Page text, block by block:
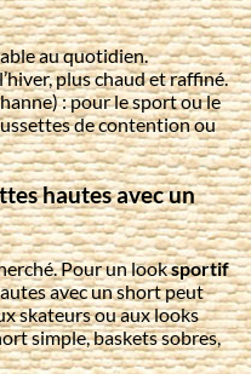
au quotidien.
plus chaud et raffiné.
: pour le sport ou le
de contention ou
hautes avec un
Pour un looksportif
avec un short peut
skateurs ou aux looks
simple, baskets sobres,